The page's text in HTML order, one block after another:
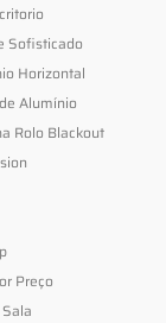
Sofisticado
Horizontal
Alumínio
Rolo Blackout
Preço